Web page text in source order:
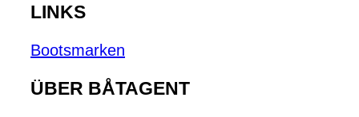
LINKS
Bootsmarken
ÜBER BÅTAGENT